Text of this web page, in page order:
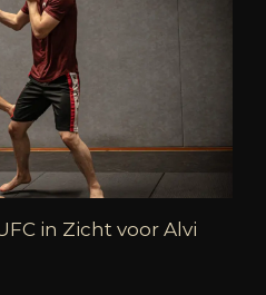
in Zicht voor Alvi